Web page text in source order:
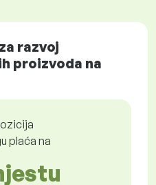
razvoj
proizvoda na
plaća na